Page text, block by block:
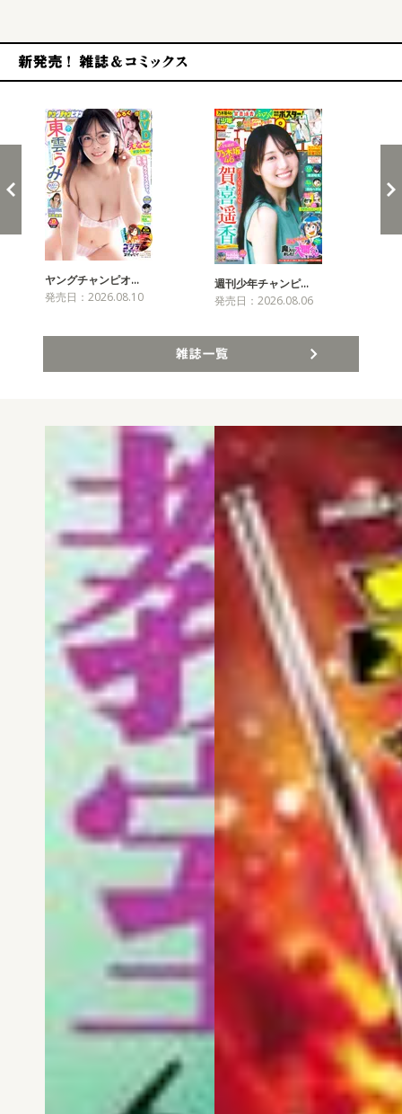
ヤングチャンピオ…
発売日：2026.08.10
週刊少年チャンピ…
発売日：2026.08.06